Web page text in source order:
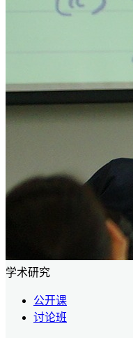
学术研究
公开课
讨论班